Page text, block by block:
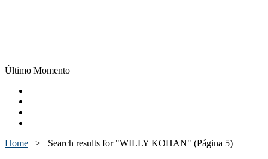
Último Momento
Home > Search results for "WILLY KOHAN" (Página 5)